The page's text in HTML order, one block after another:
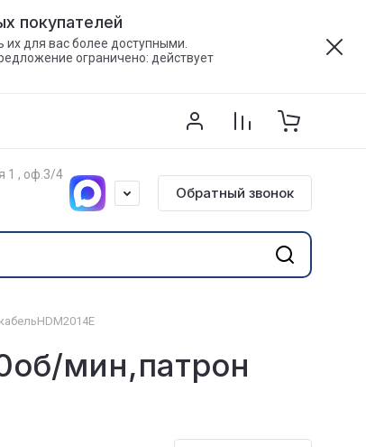
покупателей
для вас более доступными.
ограничено: действует
Контакты Акции
1 , оф.3/4
Обратный звонок
мин,патрон